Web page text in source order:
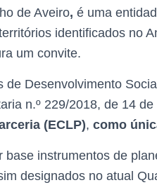
de Aveiro, é uma
identificados no
um convite.
de Desenvolvimento
n.º 229/2018, de 14
(ECLP), como
base instrumentos de
designados no atual